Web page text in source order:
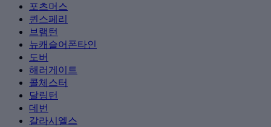
포츠머스
퀸스페리
브램턴
뉴캐슬어폰타인
도버
해러게이트
콜체스터
달링턴
데번
갈라시엘스